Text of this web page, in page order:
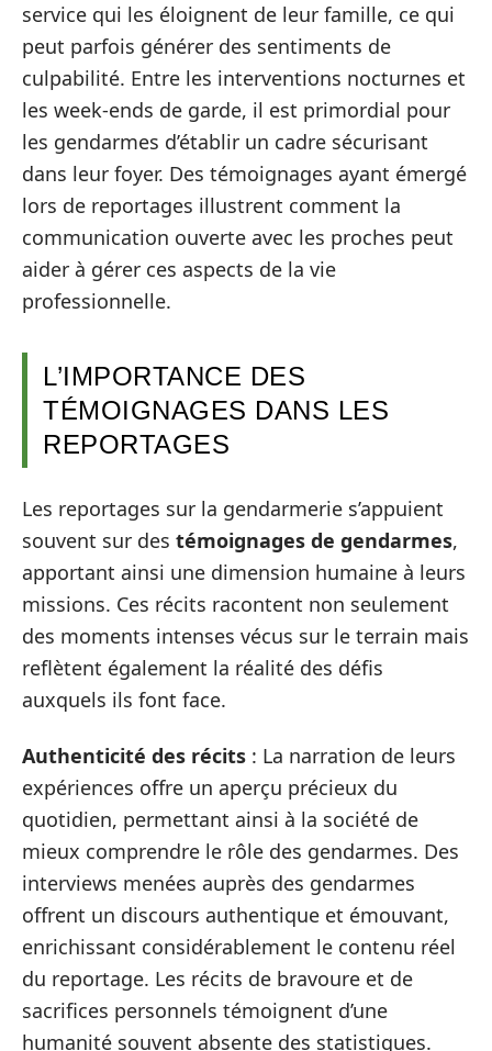
service qui les éloignent de leur famille, ce qui
peut parfois générer des sentiments de
culpabilité. Entre les interventions nocturnes et
les week-ends de garde, il est primordial pour
les gendarmes d’établir un cadre sécurisant
dans leur foyer. Des témoignages ayant émergé
lors de reportages illustrent comment la
communication ouverte avec les proches peut
aider à gérer ces aspects de la vie
professionnelle.
L’IMPORTANCE DES
TÉMOIGNAGES DANS LES
REPORTAGES
Les reportages sur la gendarmerie s’appuient
souvent sur des témoignages de gendarmes,
apportant ainsi une dimension humaine à leurs
missions. Ces récits racontent non seulement
des moments intenses vécus sur le terrain mais
reflètent également la réalité des défis
auxquels ils font face.
Authenticité des récits : La narration de leurs
expériences offre un aperçu précieux du
quotidien, permettant ainsi à la société de
mieux comprendre le rôle des gendarmes. Des
interviews menées auprès des gendarmes
offrent un discours authentique et émouvant,
enrichissant considérablement le contenu réel
du reportage. Les récits de bravoure et de
sacrifices personnels témoignent d’une
humanité souvent absente des statistiques.